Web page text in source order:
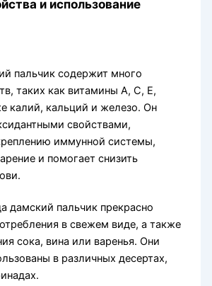
и использование
пальчик содержит много
таких как витамины А, С, Е,
калий, кальций и железо. Он
свойствами,
иммунной системы,
и помогает снизить
дамский пальчик прекрасно
в свежем виде, а также
сока, вина или варенья. Они
в различных десертах,